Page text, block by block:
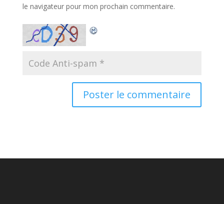
le navigateur pour mon prochain commentaire.